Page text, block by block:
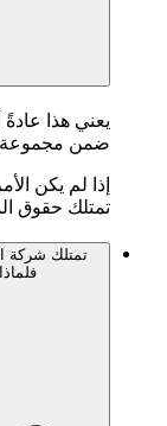
يعني هذا
ضمن
إذا لم يكن
تمتلك حقوق
تمتلك شركة